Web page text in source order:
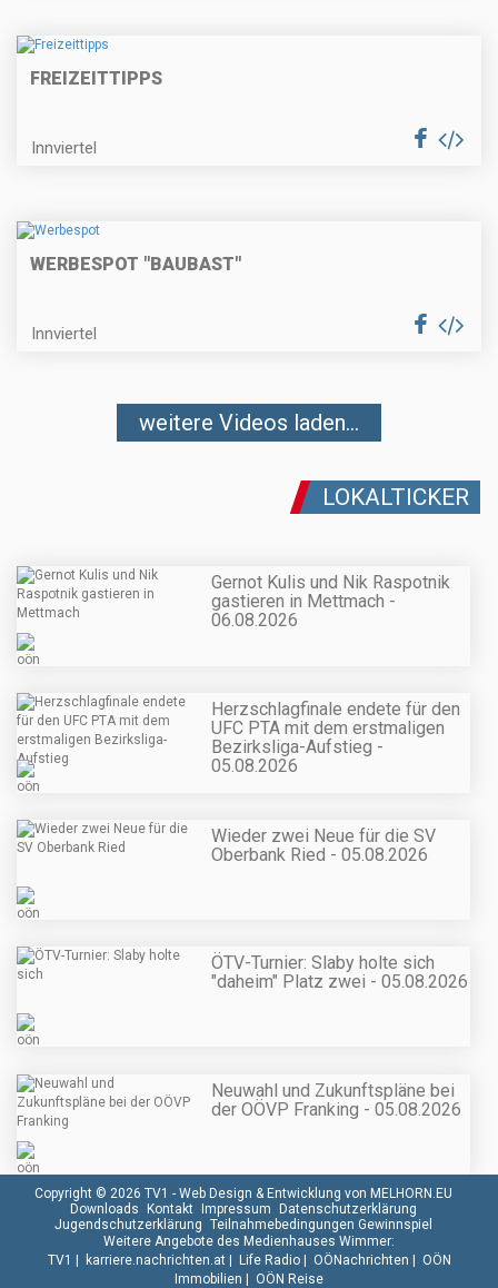
FREIZEITTIPPS
Innviertel
WERBESPOT "BAUBAST"
Innviertel
weitere Videos laden...
LOKALTICKER
Gernot Kulis und Nik Raspotnik
gastieren in Mettmach -
06.08.2026
Herzschlagfinale endete für den
UFC PTA mit dem erstmaligen
Bezirksliga-Aufstieg -
05.08.2026
Wieder zwei Neue für die SV
Oberbank Ried - 05.08.2026
ÖTV-Turnier: Slaby holte sich
"daheim" Platz zwei - 05.08.2026
Neuwahl und Zukunftspläne bei
der OÖVP Franking - 05.08.2026
Copyright © 2026 TV1 - Web Design & Entwicklung von MELHORN.EU
Downloads Kontakt Impressum Datenschutzerklärung
Jugendschutzerklärung Teilnahmebedingungen Gewinnspiel
Weitere Angebote des Medienhauses Wimmer:
TV1 | karriere.nachrichten.at| Life Radio| OÖNachrichten | OÖN
Immobilien | OÖN Reise